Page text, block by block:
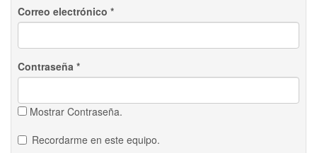
Correo electrónico *
Contraseña *
Mostrar Contraseña.
Recordarme en este equipo.